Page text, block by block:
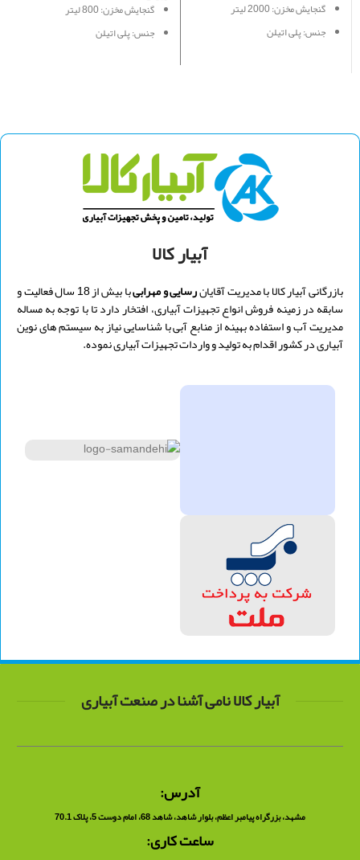
گنجایش مخزن: 2000 لیتر
جنس: پلی اتیلن
گنجایش مخزن: 800 لیتر
جنس: پلی اتیلن
ارتفاع بدون درب: 121.5 سانت
ارتفاع کل : 124.5 سانت
آبیار کالا
بازرگانی آبیار کالا با مدیریتآقایانرسایی ومهرابی با بیش از 18 سال فعالیت و
سابقه در زمینه فروش انواع تجهیزات آبیاری، افتخار دارد تا با توجه به مساله
مدیریت آب و استفاده بهینه از منابع آبی با شناسایی نیاز به سیستم های نوین
آبیاری در کشور اقدام به تولید و واردات تجهیزات آبیاری نموده.
آبیار کالا نامی آشنا در صنعت آبیاری
آدرس:
مشهد، بزرگراه پیامبر اعظم، بلوار شاهد، شاهد 68، امام دوست 5، پلاک 70.1
ساعت کاری: